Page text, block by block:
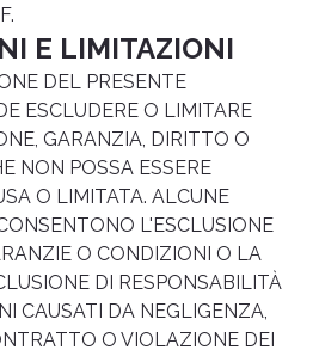
E LIMITAZIONI
DEL PRESENTE
ESCLUDERE O LIMITARE
GARANZIA, DIRITTO O
NON POSSA ESSERE
O LIMITATA. ALCUNE
L'ESCLUSIONE
O CONDIZIONI O LA
DI RESPONSABILITÀ
CAUSATI DA NEGLIGENZA,
O VIOLAZIONE DEI